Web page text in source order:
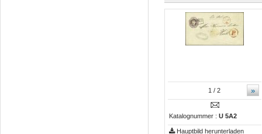
»
1 / 2
Katalognummer : U 5A2
Hauptbild herunterladen